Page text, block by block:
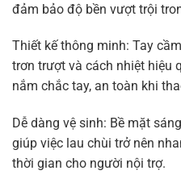
đảm bảo độ bền vượt trội
Thiết kế thông minh: Tay
trơn trượt và cách nhiệt hiệu
nắm chắc tay, an toàn khi
Dễ dàng vệ sinh: Bề mặt
giúp việc lau chùi trở nên
thời gian cho người nội trợ.